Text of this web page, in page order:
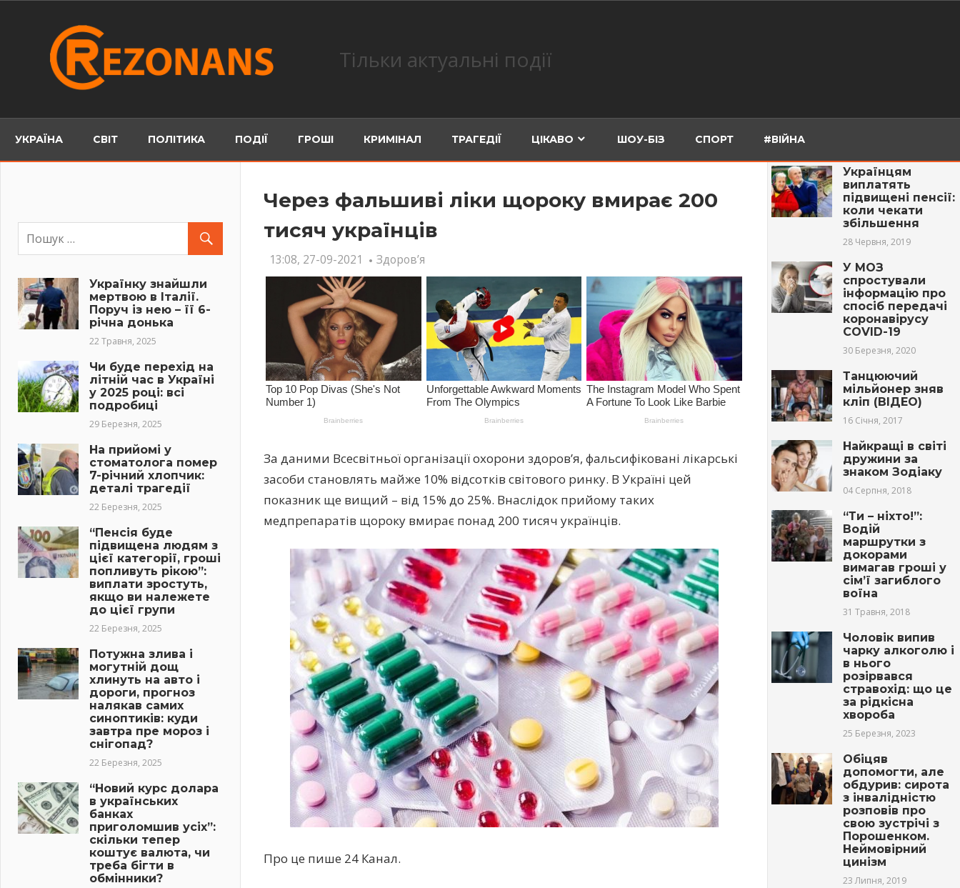
Тільки актуальні події
УКРАЇНА СВІТ ПОЛІТИКА ПОДІЇ ГРОШІ КРИМІНАЛ ТРАГЕДІЇ ЦІКАВО ШОУ-БІЗ СПОРТ #ВІЙНА
Через фальшиві ліки щороку вмирає 200
тисяч українців
13:08, 27-09-2021 Здоров’я
За даними Всесвітньої організації охорони здоров’я, фальсифіковані лікарські
засоби становлять майже 10% відсотків світового ринку. В Україні цей
показник ще вищий – від 15% до 25%. Внаслідок прийому таких
медпрепаратів щороку вмирає понад 200 тисяч українців.
Про це пише 24 Канал.
Українку знайшли
мертвою в Італії.
Поруч із нею – її 6-
річна донька
22 Травня, 2025
Чи буде перехід на
літній час в Україні
у 2025 році: всі
подробиці
29 Березня, 2025
На прийомі у
стоматолога помер
7-річний хлопчик:
деталі трагедії
22 Березня, 2025
“Пенсія буде
підвищена людям з
цієї категорії, гроші
попливуть рікою”:
виплати зростуть,
якщо ви належете
до цієї групи
22 Березня, 2025
Потужна злива і
могутній дощ
хлинуть на авто і
дороги, прогноз
налякав самих
синоптиків: куди
завтра пре мороз і
снігопад?
22 Березня, 2025
“Новий курс долара
в українських
банках
приголомшив усіх”:
скільки тепер
коштує валюта, чи
треба бігти в
обмінники?
Українцям
виплатять
підвищені пенсії:
коли чекати
збільшення
28 Червня, 2019
У МОЗ
спростували
інформацію про
спосіб передачі
коронавірусу
COVID-19
30 Березня, 2020
Танцюючий
мільйонер зняв
кліп (ВІДЕО)
16 Січня, 2017
Найкращі в світі
дружини за
знаком Зодіаку
04 Серпня, 2018
“Ти – ніхто!”:
Водій
маршрутки з
докорами
вимагав гроші у
сім’ї загиблого
воїна
31 Травня, 2018
Чоловік випив
чарку алкоголю і
в нього
розірвався
стравохід: що це
за рідкісна
хвороба
25 Березня, 2023
Обіцяв
допомогти, але
обдурив: сирота
з інвалідністю
розповів про
свою зустрічі з
Порошенком.
Неймовірний
цинізм
23 Липня, 2019